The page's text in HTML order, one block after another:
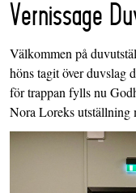
Vernissage
Välkommen på
höns tagit över duvslag
för trappan fylls nu
Nora Loreks